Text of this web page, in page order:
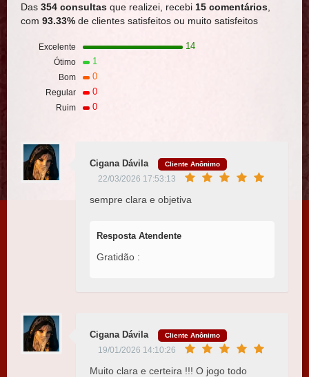
Das 354 consultas que realizei, recebi 15 comentários
com 93.33% de clientes satisfeitos ou muito satisfeitos
Excelente 14
Ótimo 1
Bom 0
Regular 0
Ruim 0
Cigana Dávila Cliente Anônimo
22/03/2026 17:53:13
sempre clara e objetiva
Resposta Atendente
Gratidão :
Cigana Dávila Cliente Anônimo
19/01/2026 14:10:26
Muito clara e certeira !!! O jogo todo